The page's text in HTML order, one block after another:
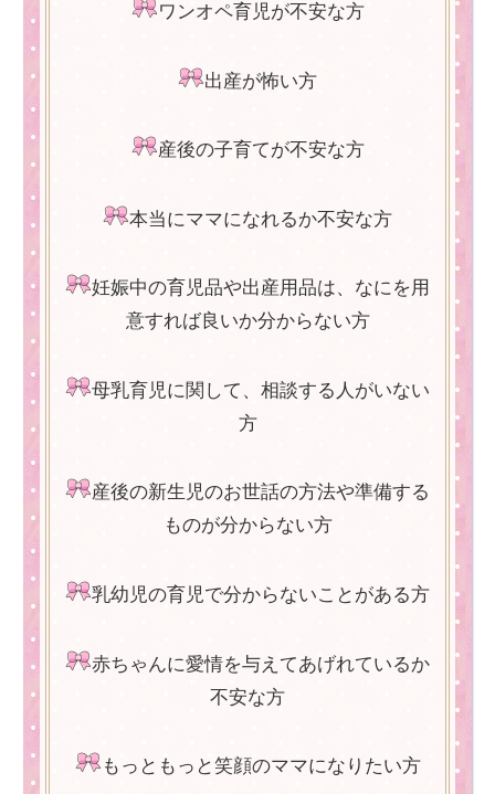
ワンオペ育児が不安な方
出産が怖い方
産後の子育てが不安な方
本当にママになれるか不安な方
妊娠中の育児品や出産用品は、なにを用
意すれば良いか分からない方
母乳育児に関して、相談する人がいない
方
産後の新生児のお世話の方法や準備する
ものが分からない方
乳幼児の育児で分からないことがある方
赤ちゃんに愛情を与えてあげれているか
不安な方
もっともっと笑顔のママになりたい方